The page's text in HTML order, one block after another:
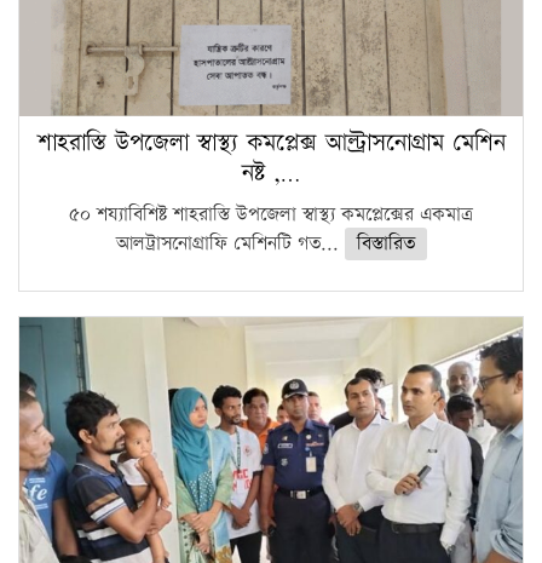
শাহরাস্তি উপজেলা স্বাস্থ্য কমপ্লেক্স আল্ট্রাসনোগ্রাম মেশিন
নষ্ট ,…
৫০ শয্যাবিশিষ্ট শাহরাস্তি উপজেলা স্বাস্থ্য কমপ্লেক্সের একমাত্র
আলট্রাসনোগ্রাফি মেশিনটি গত...
বিস্তারিত